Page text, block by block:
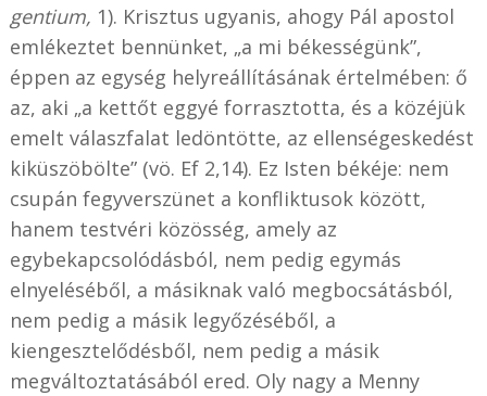
gentium, 1). Krisztus ugyanis, ahogy Pál apostol
emlékeztet bennünket, „a mi békességünk”,
éppen az egység helyreállításának értelmében: ő
az, aki „a kettőt eggyé forrasztotta, és a közéjük
emelt válaszfalat ledöntötte, az ellenségeskedést
kiküszöbölte” (vö. Ef 2,14). Ez Isten békéje: nem
csupán fegyverszünet a konfliktusok között,
hanem testvéri közösség, amely az
egybekapcsolódásból, nem pedig egymás
elnyeléséből, a másiknak való megbocsátásból,
nem pedig a másik legyőzéséből, a
kiengesztelődésből, nem pedig a másik
megváltoztatásából ered. Oly nagy a Menny